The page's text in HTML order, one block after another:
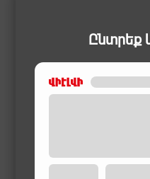
Ընտրեք